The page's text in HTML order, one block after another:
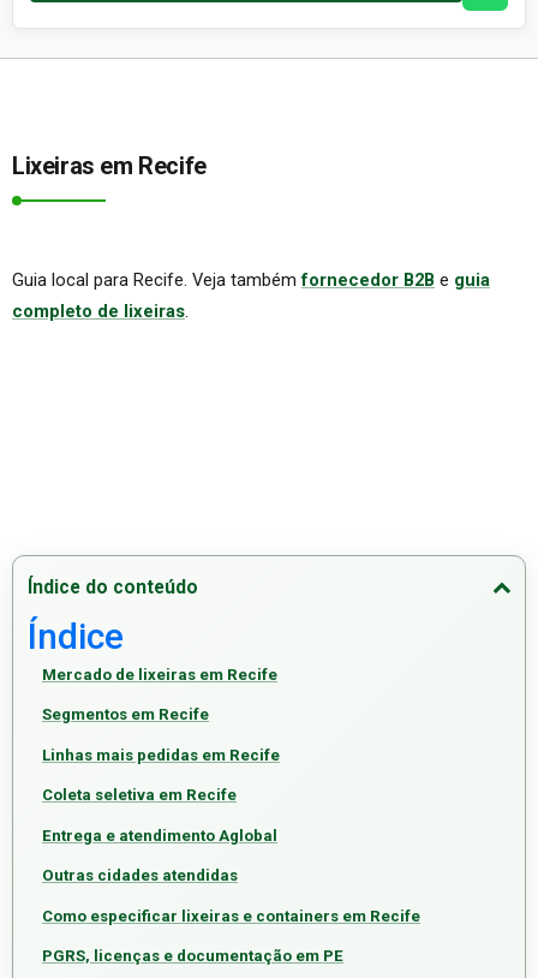
Lixeiras em Recife
Guia local para Recife. Veja tambémfornecedor B2B e guia
completo de lixeiras.
Índice do conteúdo
Índice
Mercado de lixeiras em Recife
Segmentos em Recife
Linhas mais pedidas em Recife
Coleta seletiva em Recife
Entrega e atendimento Aglobal
Outras cidades atendidas
Como especificar lixeiras e containers em Recife
PGRS, licenças e documentação em PE